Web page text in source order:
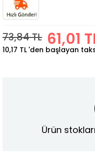
73,84 TL 61,01
10,17 TL 'den başlayan
Ürün